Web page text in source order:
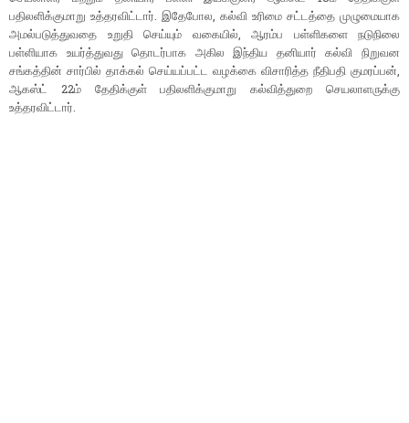
பதிலளிக்குமாறு உத்தரவிட்டார். இதேபோல, கல்வி உரிமை சட்டத்தை முழுமையாக
அமல்படுத்துவதை உறுதி செய்யும் வகையில், ஆரம்ப பள்ளிகளை நடுநிலை
பள்ளியாக உயர்த்துவது தொடர்பாக அகில இந்திய தனியார் கல்வி நிறுவன
சங்கத்தின் சார்பில் தாக்கல் செய்யப்பட்ட வழக்கை விசாரித்த நீதிபதி குமரப்பன்,
ஆகஸ்ட் 22ம் தேதிக்குள் பதிலளிக்குமாறு கல்வித்துறை செயலாளருக்கு
உத்தரவிட்டார்.